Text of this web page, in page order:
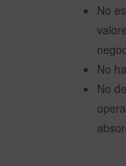
No
No
No